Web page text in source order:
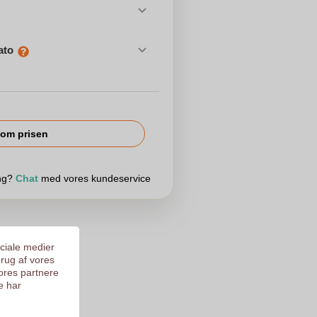
prisen
Chatmed vores kundeservice
for
medier
af vores
partnere
har